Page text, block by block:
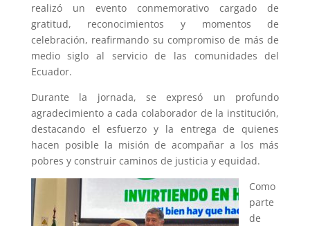
realizó un evento conmemorativo cargado de
gratitud, reconocimientos y momentos de
celebración, reafirmando su compromiso de más de
medio siglo al servicio de las comunidades del
Ecuador.
Durante la jornada, se expresó un profundo
agradecimiento a cada colaborador de la institución,
destacando el esfuerzo y la entrega de quienes
hacen posible la misión de acompañar a los más
pobres y construir caminos de justicia y equidad.
Como
parte
de